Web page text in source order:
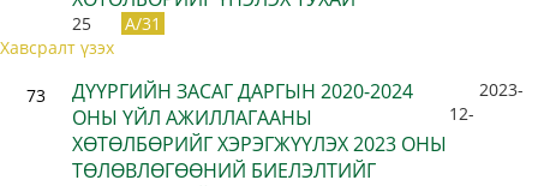
25
A/31
Хавсралт үзэх
73
ДҮҮРГИЙН ЗАСАГ ДАРГЫН 2020-2024
ОНЫ ҮЙЛ АЖИЛЛАГААНЫ
ХӨТӨЛБӨРИЙГ ХЭРЭГЖҮҮЛЭХ 2023 ОНЫ
ТӨЛӨВЛӨГӨӨНИЙ БИЕЛЭЛТИЙГ
2023-
12-